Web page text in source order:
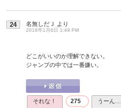
24 名無しだＪ より
2016年1月6日 1:49 PM
どこがいいのか理解できない。
ジャンプの中では一番嫌い。
それな！ 275 うーん…